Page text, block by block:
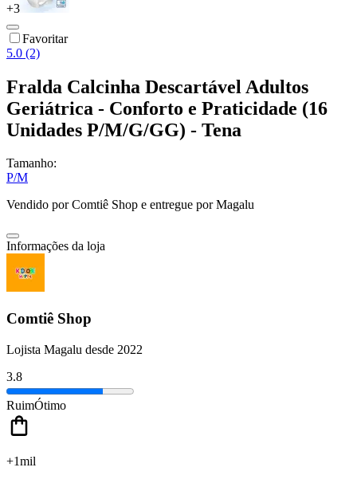
+3
Favoritar
5.0 (2)
Fralda Calcinha Descartável Adultos
Geriátrica - Conforto e Praticidade (16
Unidades P/M/G/GG) - Tena
Tamanho:
P/M
Vendido porComtiê Shop e entregue por Magalu
Informações da loja
Comtiê Shop
Lojista Magalu desde 2022
3.8
RuimÓtimo
+1mil